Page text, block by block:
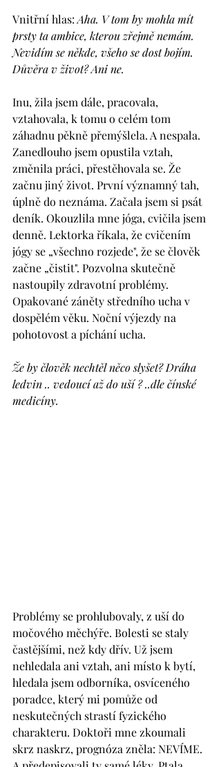
Vnitřní hlas: Aha. V tom by mohla mít
prsty ta ambice, kterou zřejmě nemám.
Nevidím se někde, všeho se dost bojím.
Důvěra v život? Ani ne.
Inu, žila jsem dále, pracovala,
vztahovala, k tomu o celém tom
záhadnu pěkně přemýšlela. A nespala.
Zanedlouho jsem opustila vztah,
změnila práci, přestěhovala se. Že
začnu jiný život. První významný tah,
úplně do neznáma. Začala jsem si psát
deník. Okouzlila mne jóga, cvičila jsem
denně. Lektorka říkala, že cvičením
jógy se „všechno rozjede", že se člověk
začne „čistit". Pozvolna skutečně
nastoupily zdravotní problémy.
Opakované záněty středního ucha v
dospělém věku. Noční výjezdy na
pohotovost a píchání ucha.
Že by člověk nechtěl něco slyšet? Dráha
ledvin .. vedoucí až do uší ? ..dle čínské
medicíny.
Problémy se prohlubovaly, z uší do
močového měchýře. Bolesti se staly
častějšími, než kdy dřív. Už jsem
nehledala ani vztah, ani místo k bytí,
hledala jsem odborníka, osvíceného
poradce, který mi pomůže od
neskutečných strastí fyzického
charakteru. Doktoři mne zkoumali
skrz naskrz, prognóza zněla: NEVÍME.